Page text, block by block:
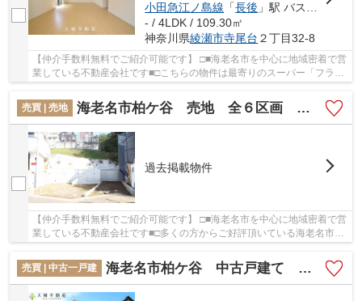
小田急江ノ島線 「長後 」駅 バス29分 「大塚本町」 停歩15分
- / 4LDK / 109.30㎡
神奈川県綾瀬市寺尾台 ２丁目32-8
【仲介手数料無料でご紹介可能です】 □■海老名市を中心に地域密着で営
業している不動産会社です■□こちらの物件は最寄りのスーパー「フラワ
売買 | 売地
海老名市柏ケ谷 売地 全６区画 【仲介手数料無料】
過去掲載物件
【仲介手数料無料でご紹介可能です】 □■海老名市を中心に地域密着で営
業している不動産会社です■□多くの方からご好評頂いている海老名市柏
売買 | 中古一戸建
海老名市柏ケ谷 中古戸建て 【仲介手数料無料】